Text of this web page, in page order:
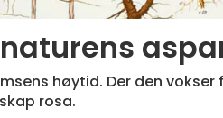
høytid. Der den
rosa.